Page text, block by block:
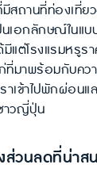
มีสถานที่ท่องเที่
ป็นเอกลักษณ์ใน
แต่โรงแรมหรูร
ที่มาพร้อมกับคว
าเข้าไปพักผ่อน
าวญี่ปุ่น
วนลดที่น่าส